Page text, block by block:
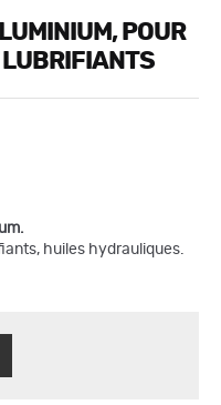
POUR
LUBRIFIANTS
huiles hydrauliques.